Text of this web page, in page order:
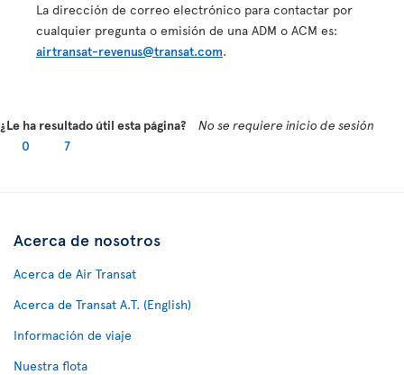
La dirección de correo electrónico para contactar por
cualquier pregunta o emisión de una ADM o ACM es:
airtransat-revenus@transat.com.
¿Le ha resultado útil esta página?
No se requiere inicio de sesión
0
7
Acerca de nosotros
Acerca de Air Transat
Acerca de Transat A.T. (English)
Información de viaje
Nuestra flota